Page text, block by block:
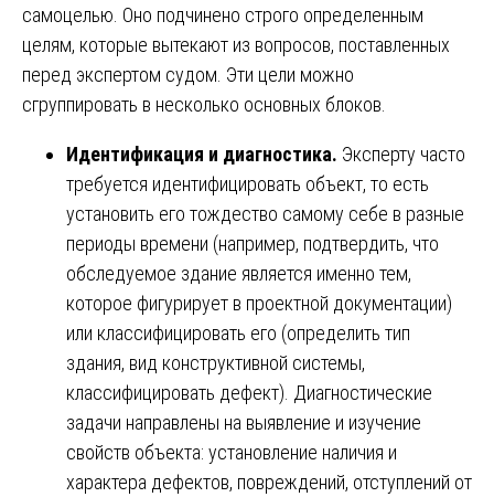
самоцелью. Оно подчинено строго определенным
целям, которые вытекают из вопросов, поставленных
перед экспертом судом. Эти цели можно
сгруппировать в несколько основных блоков.
Идентификация и диагностика. Эксперту часто
требуется идентифицировать объект, то есть
установить его тождество самому себе в разные
периоды времени (например, подтвердить, что
обследуемое здание является именно тем,
которое фигурирует в проектной документации)
или классифицировать его (определить тип
здания, вид конструктивной системы,
классифицировать дефект). Диагностические
задачи направлены на выявление и изучение
свойств объекта: установление наличия и
характера дефектов, повреждений, отступлений от